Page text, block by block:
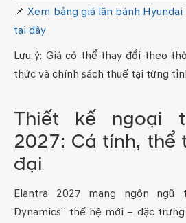
📌Xem bảng giá lăn bánh
tại đây
Lưu ý: Giá có thể thay đổi theo
thức và chính sách thuế tại từng
Thiết kế ngoại
2027: Cá tính, thể
đại
Elantra 2027 mang ngôn ngữ
Dynamics” thế hệ mới – đặc